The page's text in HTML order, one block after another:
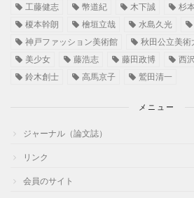
工藤健志
幣道紀 木下誠 杉
榎本幹朗
檜垣立哉 水島久光
神戸ファッション美術館
秋田公立美術
美少女
藤浩志 藤田政博 西
鈴木創士
高馬京子 鷲田清一
メニュー
ジャーナル（論文誌）
リンク
会員のサイト